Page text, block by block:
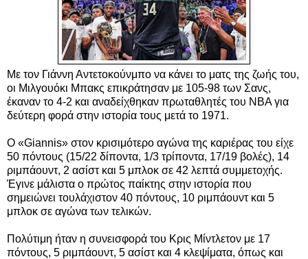
Με τον Γιάννη Αντετοκούνμπο να κάνει το ματς της ζωής του,
οι Μιλγουόκι Μπακς επικράτησαν με 105-98 των Σανς,
έκαναν το 4-2 και αναδείχθηκαν πρωταθλητές του ΝΒΑ για
δεύτερη φορά στην ιστορία τους μετά το 1971.
Ο «Giannis» στον κρισιμότερο αγώνα της καριέρας του είχε
50 πόντους (15/22 δίποντα, 1/3 τρίποντα, 17/19 βολές), 14
ριμπάουντ, 2 ασίστ και 5 μπλοκ σε 42 λεπτά συμμετοχής.
Έγινε μάλιστα ο πρώτος παίκτης στην ιστορία που
σημειώνει τουλάχιστον 40 πόντους, 10 ριμπάουντ και 5
μπλοκ σε αγώνα των τελικών.
Πολύτιμη ήταν η συνεισφορά του Κρις Μίντλετον με 17
πόντους, 5 ριμπάουντ, 5 ασίστ και 4 κλεψίματα, όπως και